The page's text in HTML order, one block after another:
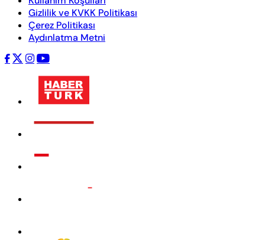
Gizlilik ve KVKK Politikası
Çerez Politikası
Aydınlatma Metni